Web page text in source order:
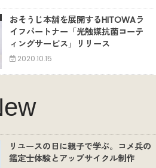
おそうじ本舗を展開するHITOWAラ
イフパートナー「光触媒抗菌コーテ
ィングサービス」リリース
2020.10.15
リユースの日に親子で学ぶ。コメ兵の
鑑定士体験とアップサイクル制作